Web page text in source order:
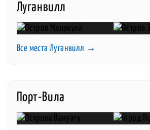
Луганвилл
Все места Луганвилл →
Порт-Вила